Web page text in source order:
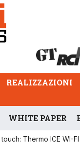
REALIZZAZIONI
WHITE PAPER
Thermo ICE WI-FI